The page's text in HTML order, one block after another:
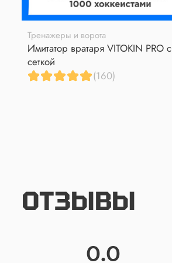
Тренажеры и ворота
Имитатор вратаря VITOKIN PRO с
сеткой
(160)
ОТЗЫВЫ
0.0